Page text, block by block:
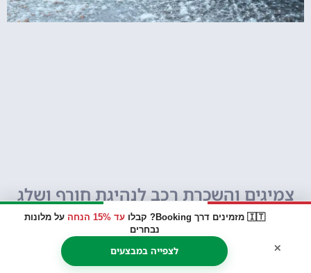
🇮🇹 מזמינים דרך Booking? קבלו עד 15% הנחה
על מלונות
נבחרים
לצפייה במבצעים ×
צמיגים והשכרת רכב לנהיגת חורף ושלג
בדולומיטים